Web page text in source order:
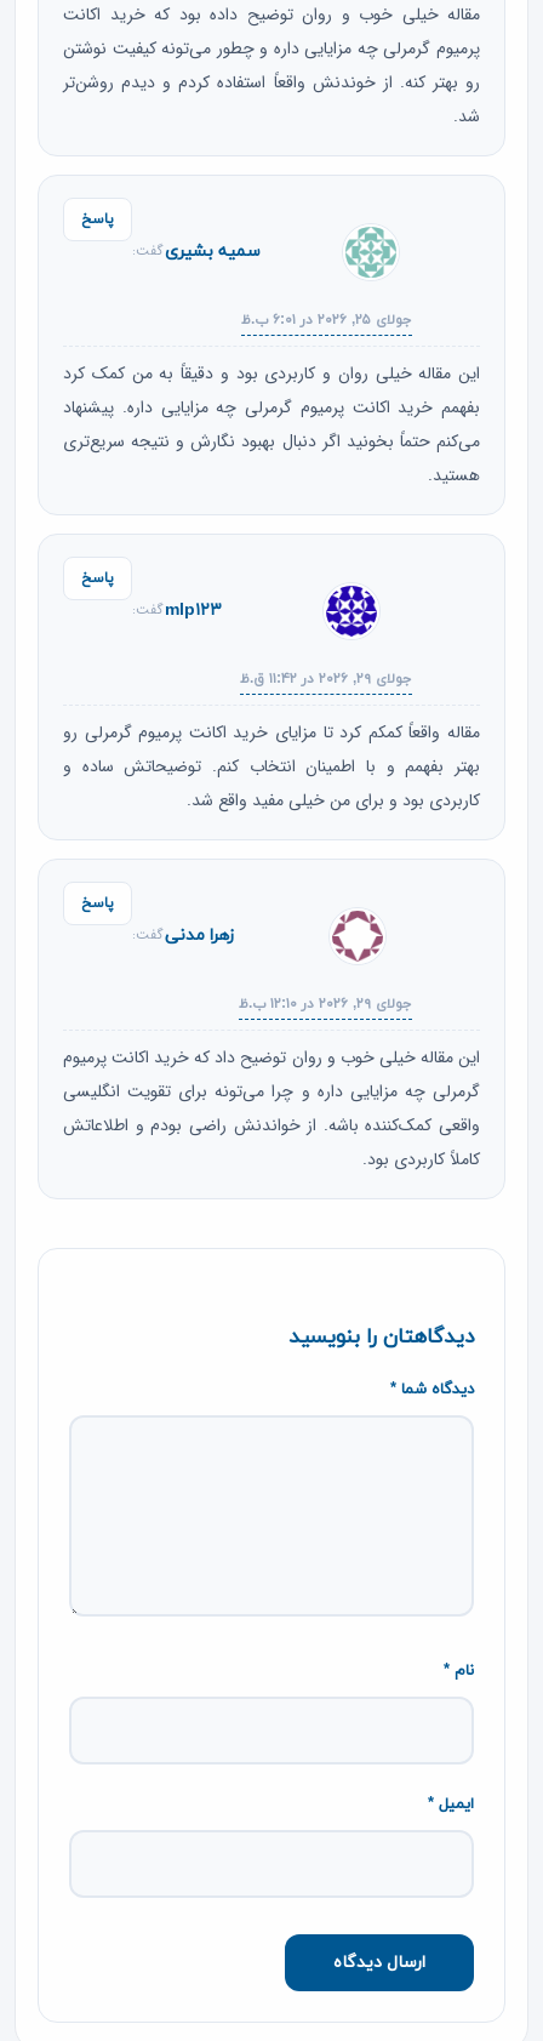
مقاله خیلی خوب و روان توضیح داده بود که خرید اکانت
پرمیوم گرمرلی چه مزایایی داره و چطور می‌تونه کیفیت نوشتن
رو بهتر کنه. از خوندنش واقعاً استفاده کردم و دیدم روشن‌تر
شد.
سمیه بشیریگفت:
جولای ۲۵, ۲۰۲۶ در ۶:۰۱ ب.ظ
این مقاله خیلی روان و کاربردی بود و دقیقاً به من کمک کرد
بفهمم خرید اکانت پرمیوم گرمرلی چه مزایایی داره. پیشنهاد
می‌کنم حتماً بخونید اگر دنبال بهبود نگارش و نتیجه سریع‌تری
هستید.
پاسخ
mlp۱۲۳گفت:
جولای ۲۹, ۲۰۲۶ در ۱۱:۴۲ ق.ظ
مقاله واقعاً کمکم کرد تا مزایای خرید اکانت پرمیوم گرمرلی رو
بهتر بفهمم و با اطمینان انتخاب کنم. توضیحاتش ساده و
کاربردی بود و برای من خیلی مفید واقع شد.
پاسخ
زهرا مدنیگفت:
جولای ۲۹, ۲۰۲۶ در ۱۲:۱۰ ب.ظ
این مقاله خیلی خوب و روان توضیح داد که خرید اکانت پرمیوم
گرمرلی چه مزایایی داره و چرا می‌تونه برای تقویت انگلیسی
واقعی کمک‌کننده باشه. از خواندنش راضی بودم و اطلاعاتش
کاملاً کاربردی بود.
پاسخ
دیدگاهتان را بنویسید
دیدگاه شما *
نام *
ایمیل *